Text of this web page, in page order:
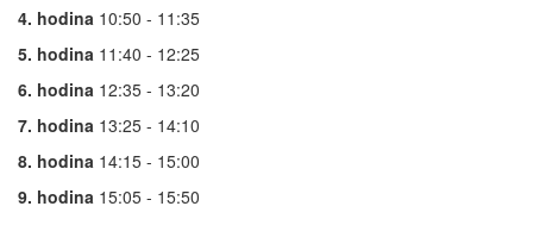
4. hodina 10:50 - 11:35
5. hodina 11:40 - 12:25
6. hodina 12:35 - 13:20
7. hodina 13:25 - 14:10
8. hodina 14:15 - 15:00
9. hodina 15:05 - 15:50